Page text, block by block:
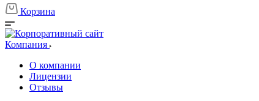
Корзина
Компания
О компании
Лицензии
Отзывы